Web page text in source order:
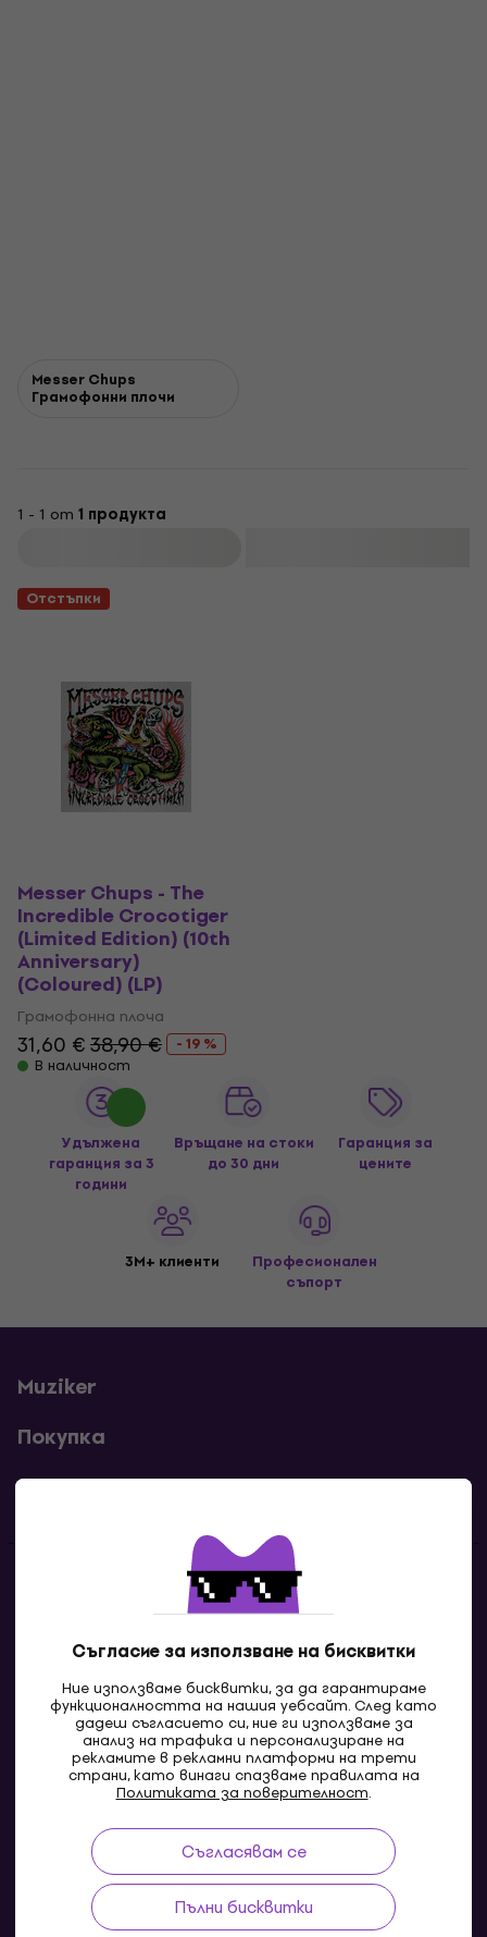
Съгласие за използване на бисквитки
Ние използваме бисквитки, за да гарантираме
функционалността на нашия уебсайт. След като
дадеш съгласието си, ние ги използваме за
анализ на трафика и персонализиране на
рекламите в рекламни платформи на трети
страни, като винаги спазваме правилата на
Политиката за поверителност.
Съгласявам се
Пълни бисквитки
Messer Chups
Грамофонни плочи
1 - 1 от 1 продукта
Отстъпки
Messer Chups - The
Incredible Crocotiger
(Limited Edition) (10th
Anniversary)
(Coloured) (LP)
Грамофонна плоча
31,60 €38,90 €
- 19 %
В наличност
Удължена
гаранция за 3
години
Връщане на стоки
до 30 дни
Гаранция за
цените
3M+ клиенти
Професионален
съпорт
Muziker
Покупка
Полезни линкове
Контакти
MK